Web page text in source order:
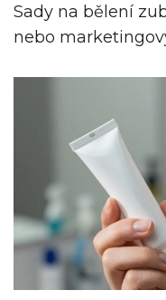
Sady na bělení
nebo